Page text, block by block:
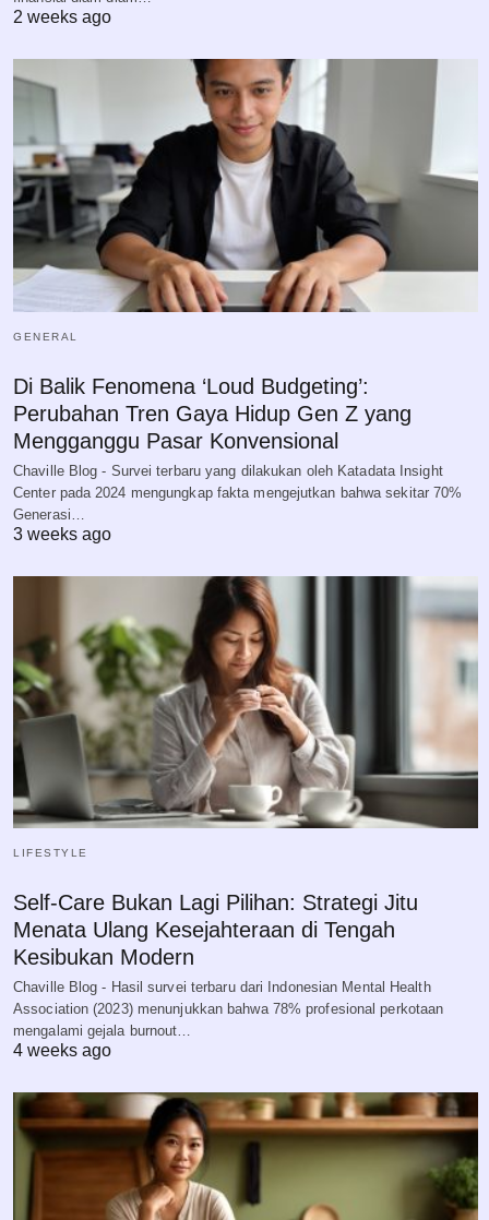
2 weeks ago
GENERAL
Di Balik Fenomena ‘Loud Budgeting’:
Perubahan Tren Gaya Hidup Gen Z yang
Mengganggu Pasar Konvensional
Chaville Blog - Survei terbaru yang dilakukan oleh Katadata Insight
Center pada 2024 mengungkap fakta mengejutkan bahwa sekitar 70%
Generasi…
3 weeks ago
LIFESTYLE
Self-Care Bukan Lagi Pilihan: Strategi Jitu
Menata Ulang Kesejahteraan di Tengah
Kesibukan Modern
Chaville Blog - Hasil survei terbaru dari Indonesian Mental Health
Association (2023) menunjukkan bahwa 78% profesional perkotaan
mengalami gejala burnout…
4 weeks ago